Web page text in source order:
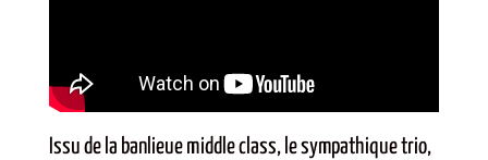
Issu de la banlieue middle class, le sympathique trio,